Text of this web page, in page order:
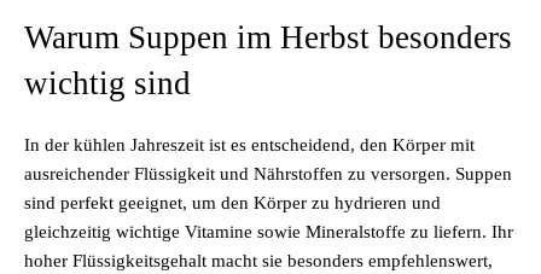
Warum Suppen im Herbst besonders
wichtig sind
In der kühlen Jahreszeit ist es entscheidend, den Körper mit
ausreichender Flüssigkeit und Nährstoffen zu versorgen. Suppen
sind perfekt geeignet, um den Körper zu hydrieren und
gleichzeitig wichtige Vitamine sowie Mineralstoffe zu liefern. Ihr
hoher Flüssigkeitsgehalt macht sie besonders empfehlenswert,